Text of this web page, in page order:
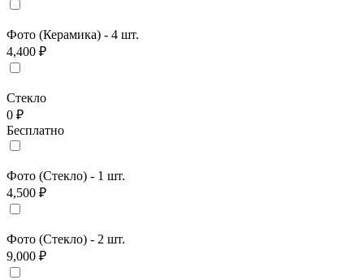
Фото (Керамика) - 4 шт.
4,400 ₽
Стекло
0 ₽
Бесплатно
Фото (Стекло) - 1 шт.
4,500 ₽
Фото (Стекло) - 2 шт.
9,000 ₽